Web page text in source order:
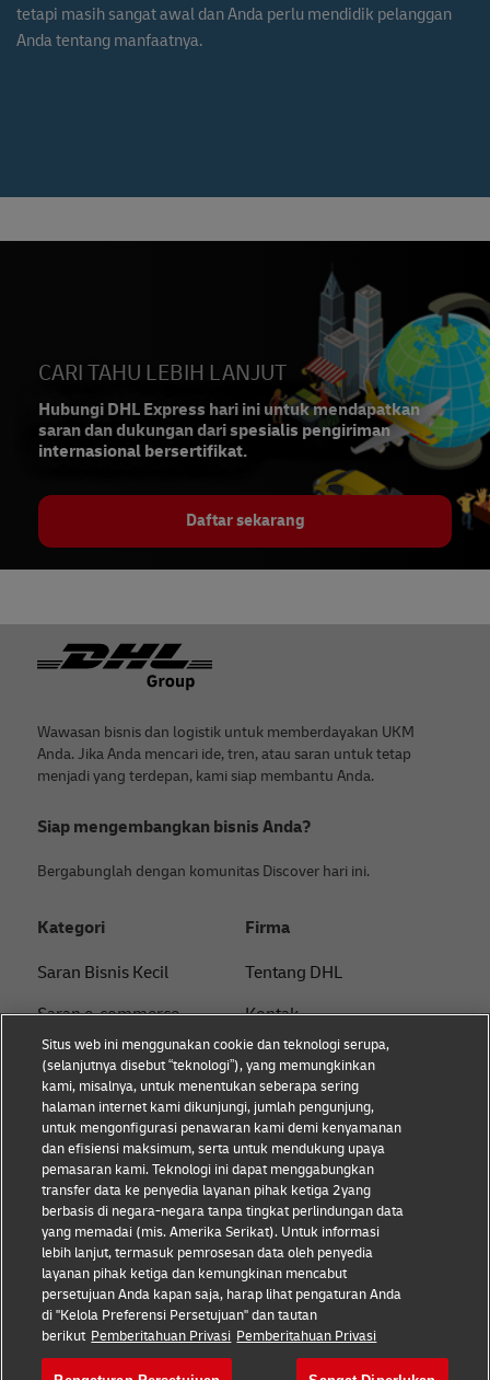
tetapi masih sangat awal dan Anda perlu mendidik pelanggan
Anda tentang manfaatnya.
CARI TAHU LEBIH LANJUT
Hubungi DHL Express hari ini untuk mendapatkan
saran dan dukungan dari spesialis pengiriman
internasional bersertifikat.
Daftar sekarang
Footer
Wawasan bisnis dan logistik untuk memberdayakan UKM
Anda. Jika Anda mencari ide, tren, atau saran untuk tetap
menjadi yang terdepan, kami siap membantu Anda.
Siap mengembangkan bisnis Anda?
Bergabunglah dengan komunitas Discover hari ini.
Kategori
Saran Bisnis Kecil
Saran e-commerce
Saran B2B
Saran logistik
Tentang DHL
Pengiriman dengan DHL
Firma
Tentang DHL
Kontak
Pusat Pers
Keberlanjutan
Pemberitahuan hukum
Ketentuan penggunaan
Privasi
Cookie Settings
Ikuti kami
Situs web ini menggunakan cookie dan teknologi serupa,
(selanjutnya disebut “teknologi”), yang memungkinkan
kami, misalnya, untuk menentukan seberapa sering
halaman internet kami dikunjungi, jumlah pengunjung,
untuk mengonfigurasi penawaran kami demi kenyamanan
dan efisiensi maksimum, serta untuk mendukung upaya
pemasaran kami. Teknologi ini dapat menggabungkan
transfer data ke penyedia layanan pihak ketiga 2yang
berbasis di negara-negara tanpa tingkat perlindungan data
yang memadai (mis. Amerika Serikat). Untuk informasi
lebih lanjut, termasuk pemrosesan data oleh penyedia
layanan pihak ketiga dan kemungkinan mencabut
persetujuan Anda kapan saja, harap lihat pengaturan Anda
di "Kelola Preferensi Persetujuan" dan tautan
berikut Pemberitahuan Privasi Pemberitahuan Privasi